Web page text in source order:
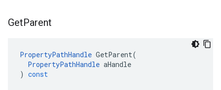
GetParent
PropertyPathHandle GetParent(
PropertyPathHandle aHandle
) const